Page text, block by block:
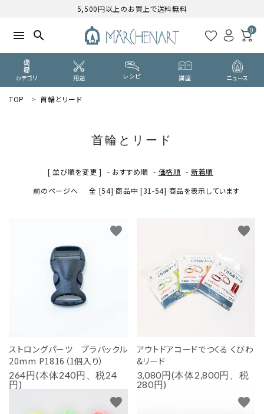
5,500円以上のお買上で送料無料
menu search 0
カテゴリ 用途 レシピ 講座 ニュース
ログイン 新規会員登録
PURPOSE
用途から探す
WORKSHOP
NEWS
お知らせ
SHOP
TOP 首輪とリード
首輪とリード
[ 並び順を変更 ] - おすすめ順 - 価格順 - 新着順
前のページへ
全 [54] 商品中 [31-54] 商品を表示しています
ストロングパーツ プラバックル
20mm P1816（1個入り）
264円(本体240円、税24
円)
favorite
アウトドアコードでつくる くびわ
&リード
3,080円(本体2,800円、税
280円)
favorite
favorite favorite